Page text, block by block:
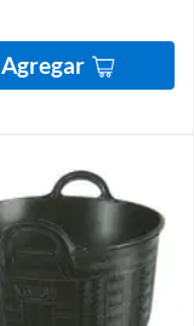
Agregar